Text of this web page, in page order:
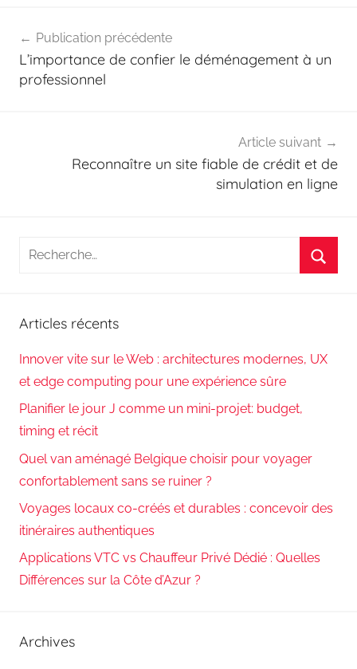
de
l’article
Publication précédente
L’importance de confier le déménagement à un
professionnel
Article suivant
Reconnaître un site fiable de crédit et de
simulation en ligne
Recherche
Articles récents
Innover vite sur le Web : architectures modernes, UX
et edge computing pour une expérience sûre
Planifier le jour J comme un mini-projet: budget,
timing et récit
Quel van aménagé Belgique choisir pour voyager
confortablement sans se ruiner ?
Voyages locaux co-créés et durables : concevoir des
itinéraires authentiques
Applications VTC vs Chauffeur Privé Dédié : Quelles
Différences sur la Côte d’Azur ?
Archives